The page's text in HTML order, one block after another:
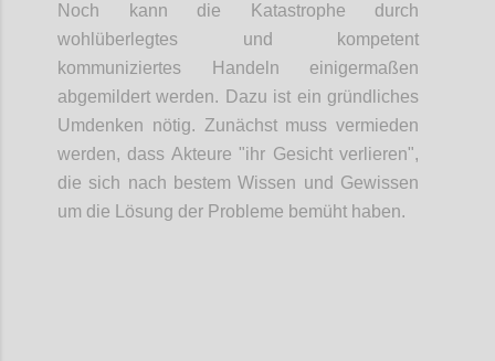
Noch kann die Katastrophe durch
wohlüberlegtes und kompetent
kommuniziertes Handeln einigermaßen
abgemildert werden. Dazu ist ein gründliches
Umdenken nötig. Zunächst muss vermieden
werden, dass Akteure "ihr Gesicht verlieren",
die sich nach bestem Wissen und Gewissen
um die Lösung der Probleme bemüht haben.